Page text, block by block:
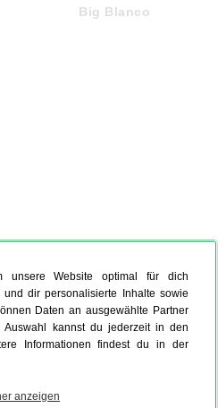
unsere Website optimal für dich
dir personalisierte Inhalte sowie
Daten an ausgewählte Partner
Auswahl kannst du jederzeit in den
Informationen findest du in der
anzeigen
Big Blanco